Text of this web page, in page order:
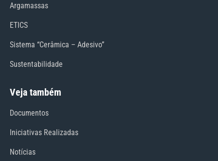
Argamassas
ETICS
Sistema “Cerâmica – Adesivo”
Sustentabilidade
Veja também
Documentos
Iniciativas Realizadas
Notícias